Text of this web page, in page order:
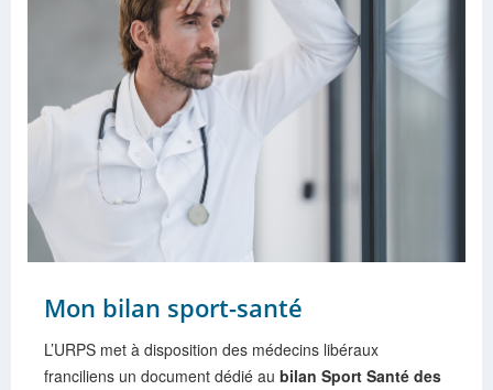
Mon bilan sport-santé
L’URPS met à disposition des médecins libéraux
franciliens un document dédié au bilan Sport Santé des